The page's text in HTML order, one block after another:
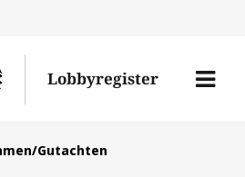
Lobbyregister
Menü
Gutachten